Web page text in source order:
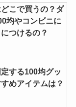
こで買うの？ダ
均やコンビニに
つけるの？
する100均グッ
めアイテムは？